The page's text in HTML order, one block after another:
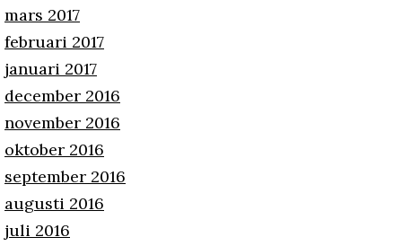
mars 2017
februari 2017
januari 2017
december 2016
november 2016
oktober 2016
september 2016
augusti 2016
juli 2016